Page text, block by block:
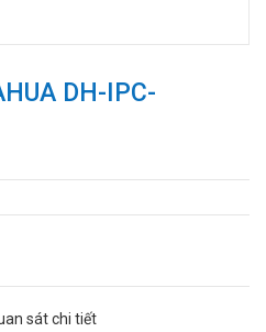
DH-IPC-
sát chi tiết